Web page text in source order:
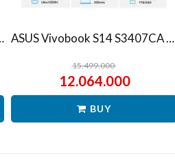
IPS Win11+OHS ASUS Vivobook S14 S3407CA Ultra 5 225H 1TB SSD 16GB WUXGA IPS Win11+OHS
15.499.000
12.064.000
BUY